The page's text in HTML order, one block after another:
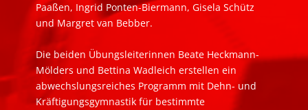
Paaßen, Ingrid Ponten-Biermann, Gisela Schütz
und Margret van Bebber.
Die beiden Übungsleiterinnen Beate Heckmann-
Mölders und Bettina Wadleich erstellen ein
abwechslungsreiches Programm mit Dehn- und
Kräftigungsgymnastik für bestimmte